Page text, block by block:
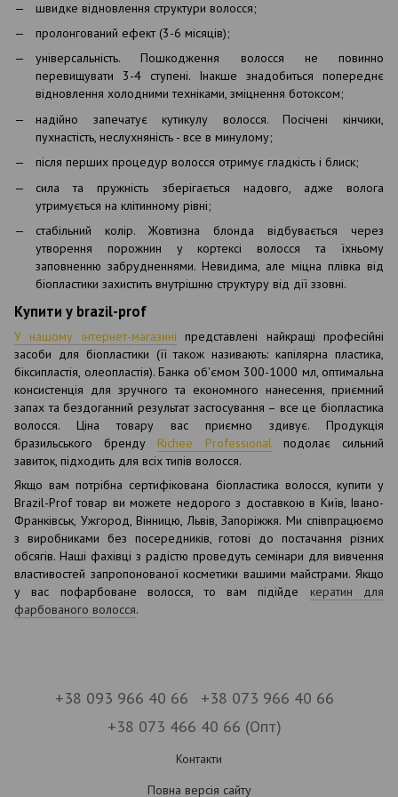
швидке відновлення структури волосся;
пролонгований ефект (3-6 місяців);
універсальність. Пошкодження волосся не повинно
перевищувати 3-4 ступені. Інакше знадобиться попереднє
відновлення холодними техніками, зміцнення ботоксом;
надійно запечатує кутикулу волосся. Посічені кінчики,
пухнастість, неслухняність - все в минулому;
після перших процедур волосся отримує гладкість і блиск;
сила та пружність зберігається надовго, адже волога
утримується на клітинному рівні;
стабільний колір. Жовтизна блонда відбувається через
утворення порожнин у кортексі волосся та їхньому
заповненню забрудненнями. Невидима, але міцна плівка від
біопластики захистить внутрішню структуру від дії ззовні.
Купити у brazil-prof
У нашому інтернет-магазині представлені найкращі професійні
засоби для біопластики (її також називають: капілярна пластика,
біксипластія, олеопластія). Банка об'ємом 300-1000 мл, оптимальна
консистенція для зручного та економного нанесення, приємний
запах та бездоганний результат застосування – все це біопластика
волосся. Ціна товару вас приємно здивує. Продукція
бразильського брендуRichee Professionalподолає сильний
завиток, підходить для всіх типів волосся.
Якщо вам потрібна сертифікована біопластика волосся, купити у
Brazil-Prof товар ви можете недорого з доставкою в Київ, Івано-
Франківськ, Ужгород, Вінницю, Львів, Запоріжжя. Ми співпрацюємо
з виробниками без посередників, готові до постачання різних
обсягів. Наші фахівці з радістю проведуть семінари для вивчення
властивостей запропонованої косметики вашими майстрами. Якщо
у вас пофарбоване волосся, то вам підійде кератин для
фарбованого волосся.
+38 093 966 40 66
+38 073 966 40 66
+38 073 466 40 66 (Опт)
Контакти
Повна версія сайту